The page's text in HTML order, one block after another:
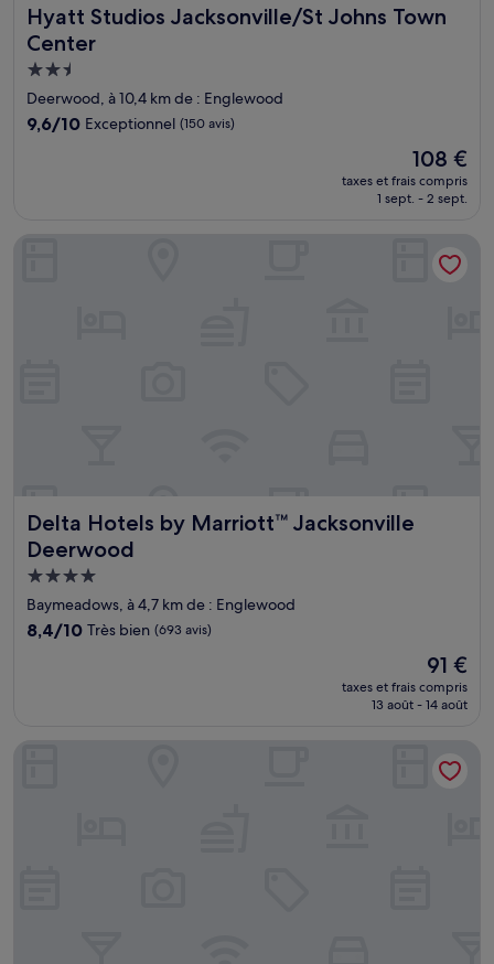
Hyatt Studios Jacksonville/St Johns Town
Center
Hyatt Studios Jacksonville/St Johns Town Center
Hébergement
2.5 étoiles
Deerwood, à 10,4 km de : Englewood
9.6
9,6/10 Exceptionnel (150 avis)
Le
nouveau
prix
108 €
108 €
taxes et frais compris
1 sept. - 2 sept.
Delta Hotels by Marriott™ Jacksonville
Deerwood
Delta Hotels by Marriott™ Jacksonville Deerwood
Hébergement
4.0 étoiles
Baymeadows, à 4,7 km de : Englewood
8.4
8,4/10 Très bien (693 avis)
Le
nouveau
prix
91 €
91 €
taxes et frais compris
13 août - 14 août
Delta Hotels by Marriott™ Jacksonville Deerwood